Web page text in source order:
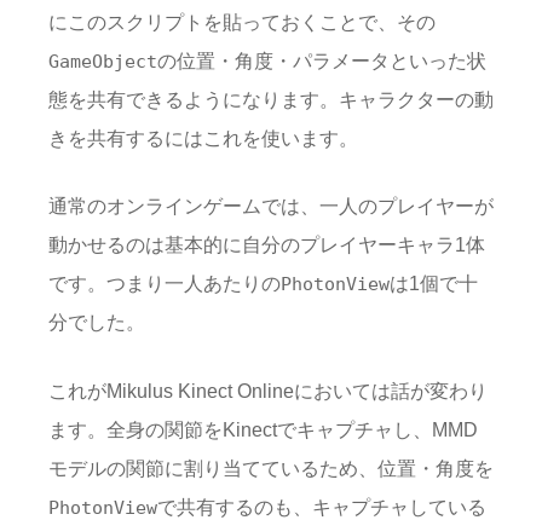
にこのスクリプトを貼っておくことで、その
GameObjectの位置・角度・パラメータといった状
態を共有できるようになります。キャラクターの動
きを共有するにはこれを使います。
通常のオンラインゲームでは、一人のプレイヤーが
動かせるのは基本的に自分のプレイヤーキャラ1体
です。つまり一人あたりのPhotonViewは1個で十
分でした。
これがMikulus Kinect Onlineにおいては話が変わり
ます。全身の関節をKinectでキャプチャし、MMD
モデルの関節に割り当てているため、位置・角度を
PhotonViewで共有するのも、キャプチャしている